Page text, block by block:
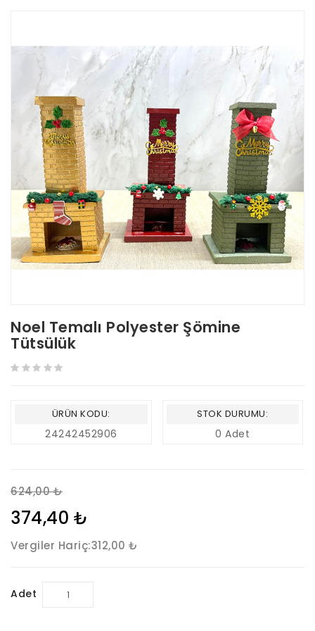
Noel Temalı Polyester Şömine
Tütsülük
ÜRÜN KODU:
24242452906
STOK DURUMU:
0 Adet
624,00 ₺
374,40 ₺
Vergiler Hariç:312,00 ₺
Adet